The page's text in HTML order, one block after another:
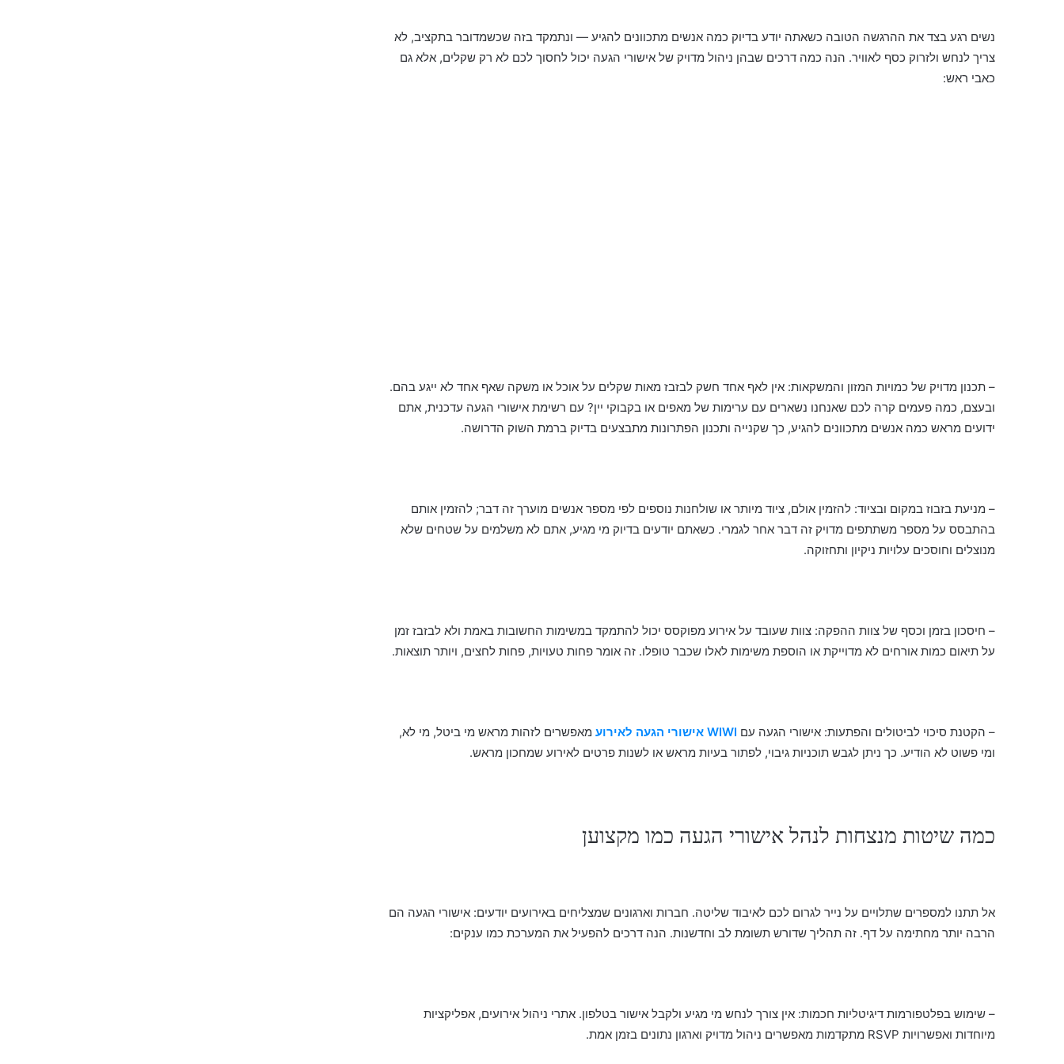
נשים רגע בצד את ההרגשה הטובה כשאתה יודע בדיוק כמה אנשים מתכוונים להגיע — ונתמקד בזה שכשמדובר בתקציב, לא
צריך לנחש ולזרוק כסף לאוויר. הנה כמה דרכים שבהן ניהול מדויק של אישורי הגעה יכול לחסוך לכם לא רק שקלים, אלא גם
כאבי ראש:
– תכנון מדויק של כמויות המזון והמשקאות: אין לאף אחד חשק לבזבז מאות שקלים על אוכל או משקה שאף אחד לא ייגע בהם.
ובעצם, כמה פעמים קרה לכם שאנחנו נשארים עם ערימות של מאפים או בקבוקי יין? עם רשימת אישורי הגעה עדכנית, אתם
ידועים מראש כמה אנשים מתכוונים להגיע, כך שקנייה ותכנון הפתרונות מתבצעים בדיוק ברמת השוק הדרושה.
– מניעת בזבוז במקום ובציוד: להזמין אולם, ציוד מיותר או שולחנות נוספים לפי מספר אנשים מוערך זה דבר; להזמין אותם
בהתבסס על מספר משתתפים מדויק זה דבר אחר לגמרי. כשאתם יודעים בדיוק מי מגיע, אתם לא משלמים על שטחים שלא
מנוצלים וחוסכים עלויות ניקיון ותחזוקה.
– חיסכון בזמן וכסף של צוות ההפקה: צוות שעובד על אירוע מפוקסס יכול להתמקד במשימות החשובות באמת ולא לבזבז זמן
על תיאום כמות אורחים לא מדוייקת או הוספת משימות לאלו שכבר טופלו. זה אומר פחות טעויות, פחות לחצים, ויותר תוצאות.
– הקטנת סיכוי לביטולים והפתעות: אישורי הגעה עם WIWI אישורי הגעה לאירוע
מאפשרים לזהות מראש מי ביטל, מי לא,
ומי פשוט לא הודיע. כך ניתן לגבש תוכניות גיבוי, לפתור בעיות מראש או לשנות פרטים לאירוע שמחכון מראש.
כמה שיטות מנצחות לנהל אישורי הגעה כמו מקצוען
אל תתנו למספרים שתלויים על נייר לגרום לכם לאיבוד שליטה. חברות וארגונים שמצליחים באירועים יודעים: אישורי הגעה הם
הרבה יותר מחתימה על דף. זה תהליך שדורש תשומת לב וחדשנות. הנה דרכים להפעיל את המערכת כמו ענקים:
– שימוש בפלטפורמות דיגיטליות חכמות: אין צורך לנחש מי מגיע ולקבל אישור בטלפון. אתרי ניהול אירועים, אפליקציות
מיוחדות ואפשרויות RSVP מתקדמות מאפשרים ניהול מדויק וארגון נתונים בזמן אמת.